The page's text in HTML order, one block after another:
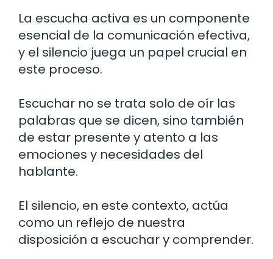
La escucha activa es un componente
esencial de la comunicación efectiva,
y el silencio juega un papel crucial en
este proceso.
Escuchar no se trata solo de oír las
palabras que se dicen, sino también
de estar presente y atento a las
emociones y necesidades del
hablante.
El silencio, en este contexto, actúa
como un reflejo de nuestra
disposición a escuchar y comprender.